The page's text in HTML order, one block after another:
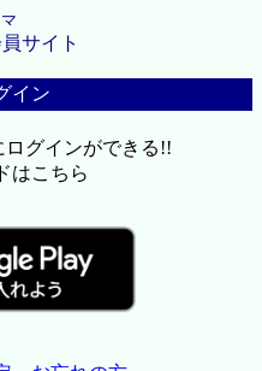
サイト
イン
グインができる!!
はこちら